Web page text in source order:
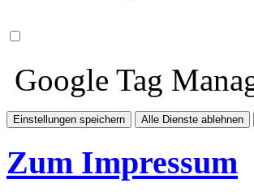
Google Tag
Einstellungen speichern Alle Dienste ablehnen
Zum Impressum